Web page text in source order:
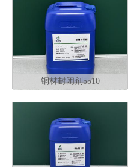
铜材封闭剂5510